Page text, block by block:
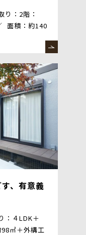
り：2階：
面積：約140
、有意義
：４LDK＋
㎡＋外構工